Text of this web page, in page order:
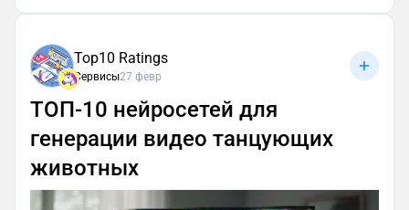
Top10 Ratings
Сервисы27 февр
ТОП-10 нейросетей для
генерации видео танцующих
животных